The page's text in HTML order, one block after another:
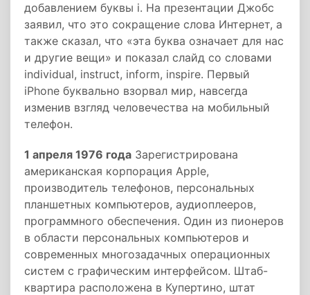
добавлением буквы i. На презентации Джобс
заявил, что это сокращение слова Интернет, а
также сказал, что «эта буква означает для нас
и другие вещи» и показал слайд со словами
individual, instruct, inform, inspire. Первый
iPhone буквально взорвал мир, навсегда
изменив взгляд человечества на мобильный
телефон.
1 апреля 1976 года Зарегистрирована
американская корпорация Apple,
производитель телефонов, персональных
планшетных компьютеров, аудиоплееров,
программного обеспечения. Один из пионеров
в области персональных компьютеров и
современных многозадачных операционных
систем с графическим интерфейсом. Штаб-
квартира расположена в Купертино, штат